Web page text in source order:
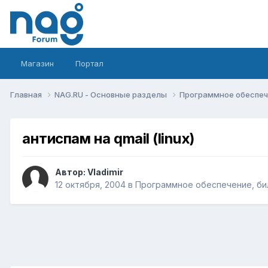
Магазин Портал
Главная NAG.RU - Основные разделы Программное
антиспам на qmail (linux)
Автор: Vladimir
12 октября, 2004 в Программное обеспечение,